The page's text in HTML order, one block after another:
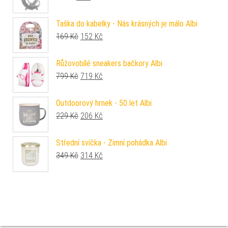
Taška do kabelky - Nás krásných je málo Albi
169Kč Původní cena byla: 169 Kč.
152 Kč
Růžovobílé sneakers bačkory Albi
799Kč Původní cena byla: 799 Kč.
719 Kč
Outdoorový hrnek - 50 let Albi
229Kč Původní cena byla: 229 Kč.
206 Kč
Střední svíčka - Zimní pohádka Albi
349Kč Původní cena byla: 349 Kč.
314 Kč